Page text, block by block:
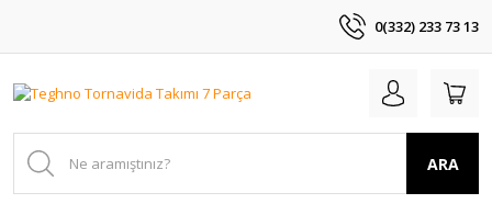
0(332) 233 73 13
ARA